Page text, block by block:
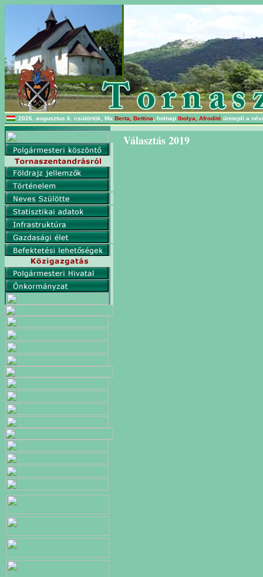
2026. augusztus 6. csütörtök, Ma Berta, Bettina , holnap Ibolya, Afrodité ünnepli a
Választás 2019